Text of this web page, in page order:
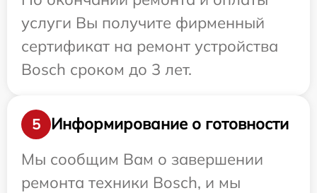
услуги Вы получите фирменный
сертификат на ремонт устройства
Bosch сроком до 3 лет.
5
Информирование о готовности
Мы сообщим Вам о завершении
ремонта техники Bosch, и мы